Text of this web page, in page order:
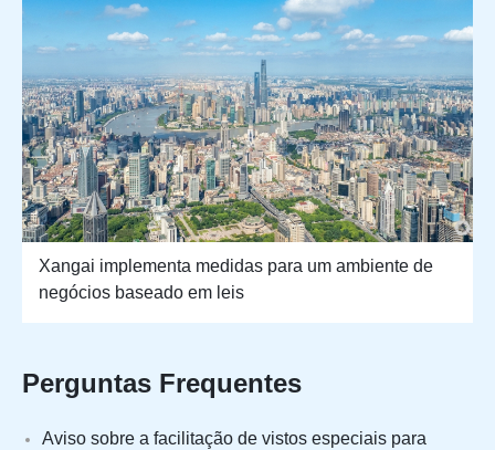
Xangai implementa medidas para um ambiente de
negócios baseado em leis
Perguntas Frequentes
Aviso sobre a facilitação de vistos especiais para